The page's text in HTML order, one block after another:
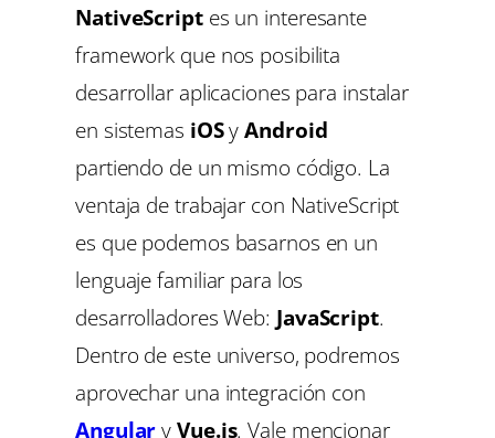
NativeScript es un interesante
framework que nos posibilita
desarrollar aplicaciones para instalar
en sistemas iOSyAndroid
partiendo de un mismo código. La
ventaja de trabajar con NativeScript
es que podemos basarnos en un
lenguaje familiar para los
desarrolladores Web: JavaScript.
Dentro de este universo, podremos
aprovechar una integración con
AngularyVue.js. Vale mencionar